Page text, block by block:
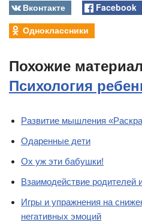
Вконтакте Facebook
Одноклассники
Похожие
Психология
Развитие мышления
Одаренные дети
Ох уж эти бабушки!
Взаимодействие родителей
Игры и упражнения на
негативных эмоций